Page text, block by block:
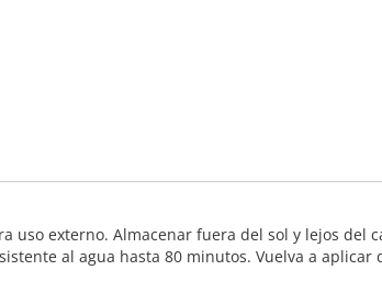
uso externo. Almacenar fuera del sol y lejos del
al agua hasta 80 minutos. Vuelva a aplicar